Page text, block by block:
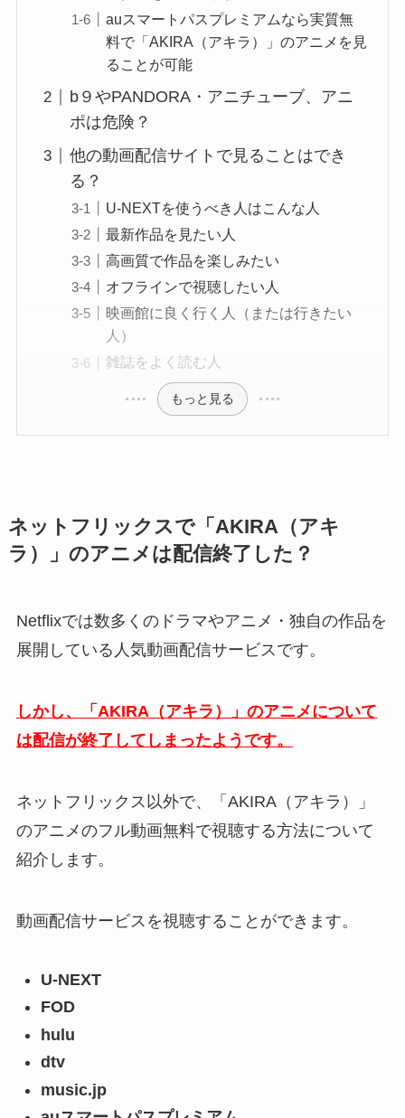
auスマートパスプレミアムなら実質無
料で「AKIRA（アキラ）」のアニメを見
ることが可能
b９やPANDORA・アニチューブ、アニ
ポは危険？
他の動画配信サイトで見ることはでき
る？
U-NEXTを使うべき人はこんな人
最新作品を見たい人
高画質で作品を楽しみたい
オフラインで視聴したい人
映画館に良く行く人（または行きたい
人）
雑誌をよく読む人
もっと見る
ネットフリックスで「AKIRA（アキ
ラ）」のアニメは配信終了した？
Netflixでは数多くのドラマやアニメ・独自の作品を
展開している人気動画配信サービスです。
しかし、「AKIRA（アキラ）」のアニメについて
は配信が終了してしまったようです。
ネットフリックス以外で、「AKIRA（アキラ）」
のアニメのフル動画無料で視聴する方法について
紹介します。
動画配信サービスを視聴することができます。
U-NEXT
FOD
hulu
dtv
music.jp